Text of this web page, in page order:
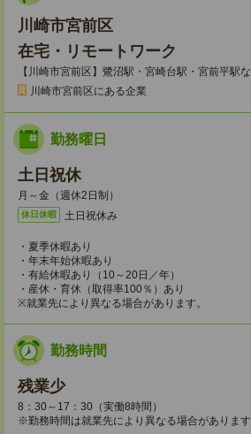
川崎市宮前区
在宅・リモートワーク
【川崎市宮前区】鷺沼駅・宮崎台駅・宮前平駅
川崎市宮前区にある企業
勤務曜日
土日祝休
月～金（週休2日制）
休日休暇 土日祝休み
・夏季休暇あり
・年末年始休暇あり
・有給休暇あり（10～20日／年）
・産休・育休（取得率100％）あり
※就業先により異なる場合があります。
勤務時間
残業少
8：30～17：30（実働8時間）
※勤務時間は就業先により異なる場合があります